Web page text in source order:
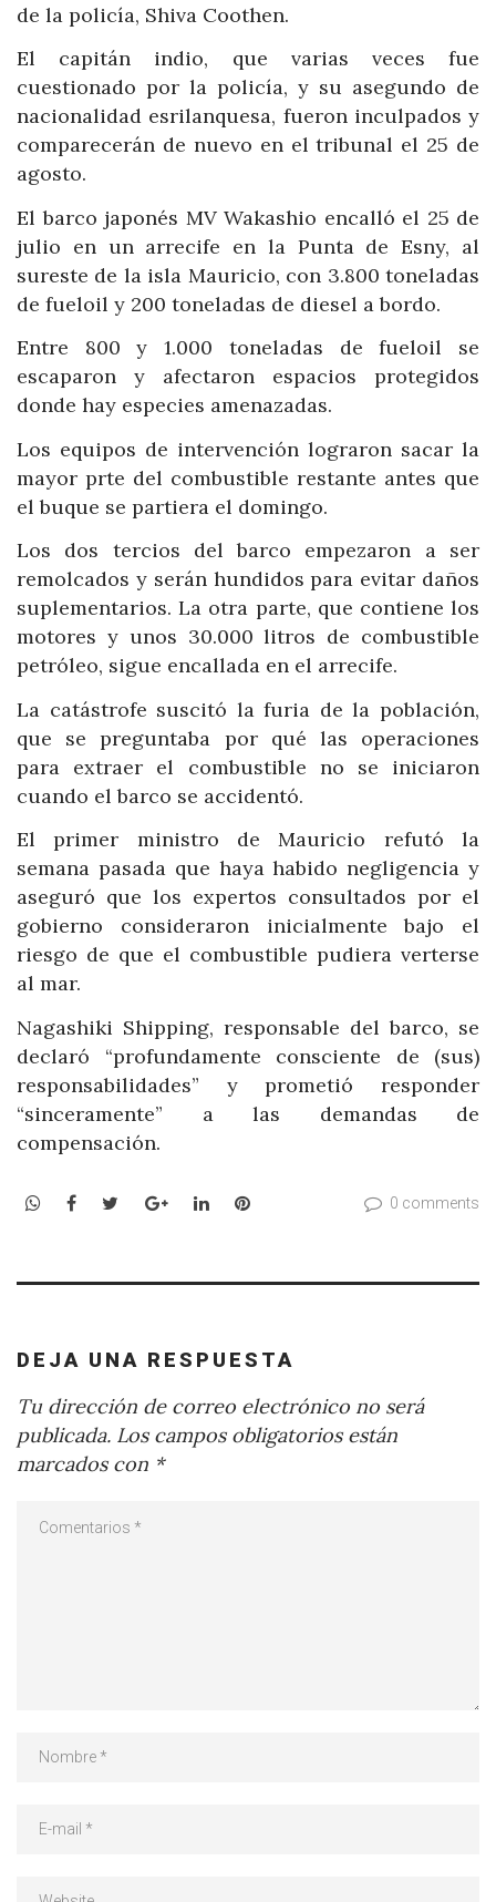
de la policía, Shiva Coothen.
El capitán indio, que varias veces fue
cuestionado por la policía, y su asegundo de
nacionalidad esrilanquesa, fueron inculpados y
comparecerán de nuevo en el tribunal el 25 de
agosto.
El barco japonés MV Wakashio encalló el 25 de
julio en un arrecife en la Punta de Esny, al
sureste de la isla Mauricio, con 3.800 toneladas
de fueloil y 200 toneladas de diesel a bordo.
Entre 800 y 1.000 toneladas de fueloil se
escaparon y afectaron espacios protegidos
donde hay especies amenazadas.
Los equipos de intervención lograron sacar la
mayor prte del combustible restante antes que
el buque se partiera el domingo.
Los dos tercios del barco empezaron a ser
remolcados y serán hundidos para evitar daños
suplementarios. La otra parte, que contiene los
motores y unos 30.000 litros de combustible
petróleo, sigue encallada en el arrecife.
La catástrofe suscitó la furia de la población,
que se preguntaba por qué las operaciones
para extraer el combustible no se iniciaron
cuando el barco se accidentó.
El primer ministro de Mauricio refutó la
semana pasada que haya habido negligencia y
aseguró que los expertos consultados por el
gobierno consideraron inicialmente bajo el
riesgo de que el combustible pudiera verterse
al mar.
Nagashiki Shipping, responsable del barco, se
declaró “profundamente consciente de (sus)
responsabilidades” y prometió responder
“sinceramente” a las demandas de
compensación.
WhatsApp
Facebook
TwitterGoogle+LinkedInPinterest 0 comments
DEJA UNA RESPUESTA
Tu dirección de correo electrónico no será
publicada. Los campos obligatorios están
marcados con *